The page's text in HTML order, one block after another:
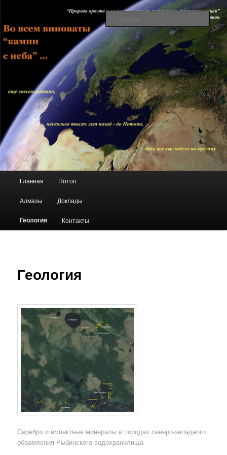
Сайт Алексея Люхина
Главная Потоп
Алмазы Доклады
Геология Контакты
Геология
Серебро и импактные минералы в породах северо-западного
обрамления Рыбинского водохранилища